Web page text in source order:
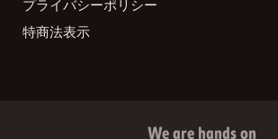
プライバシーポリシー
特商法表示
We are hands on